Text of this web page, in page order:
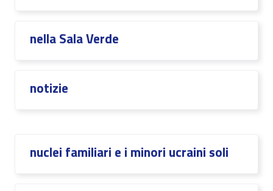
nella Sala Verde
notizie
nuclei familiari e i minori ucraini soli